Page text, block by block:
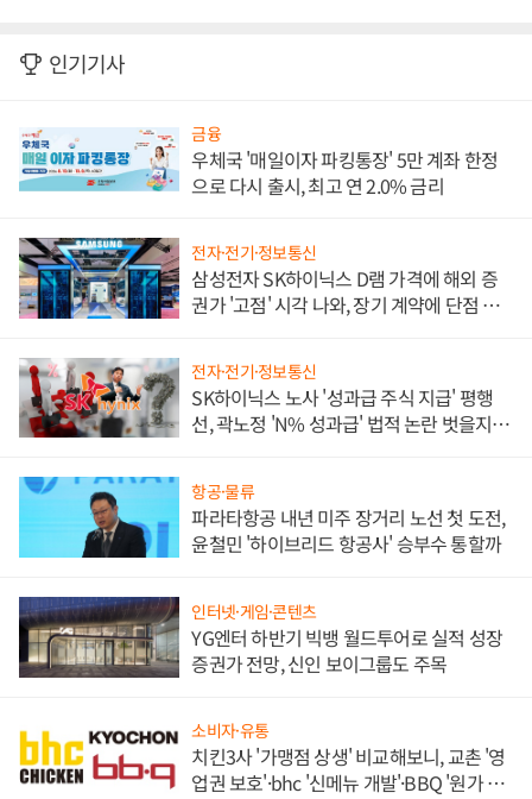
인기기사
금융
우체국 '매일이자 파킹통장' 5만 계좌 한정
으로 다시 출시, 최고 연 2.0% 금리
전자·전기·정보통신
삼성전자 SK하이닉스 D램 가격에 해외 증
권가 '고점' 시각 나와, 장기 계약에 단점 부
전자·전기·정보통신
SK하이닉스 노사 '성과급 주식 지급' 평행
선, 곽노정 'N% 성과급' 법적 논란 벗을지 주
항공·물류
파라타항공 내년 미주 장거리 노선 첫 도전,
윤철민 '하이브리드 항공사' 승부수 통할까
인터넷·게임·콘텐츠
YG엔터 하반기 빅뱅 월드투어로 실적 성장
증권가 전망, 신인 보이그룹도 주목
소비자·유통
치킨3사 '가맹점 상생' 비교해보니, 교촌 '영
업권 보호'·bhc '신메뉴 개발'·BBQ '원가 부